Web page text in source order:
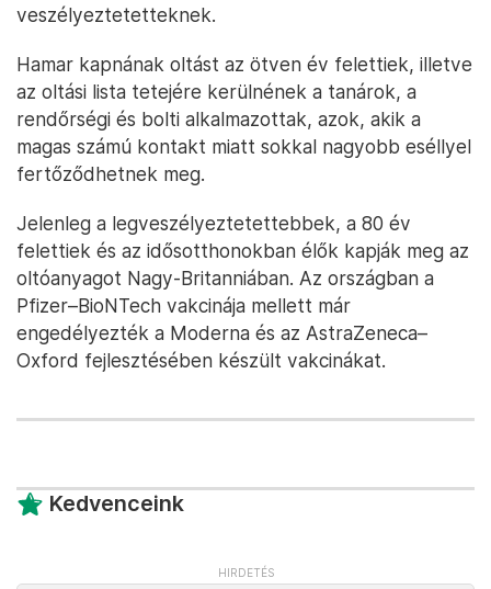
veszélyeztetetteknek.
Hamar kapnának oltást az ötven év felettiek, illetve
az oltási lista tetejére kerülnének a tanárok, a
rendőrségi és bolti alkalmazottak, azok, akik a
magas számú kontakt miatt sokkal nagyobb eséllyel
fertőződhetnek meg.
Jelenleg a legveszélyeztetettebbek, a 80 év
felettiek és az idősotthonokban élők kapják meg az
oltóanyagot Nagy-Britanniában. Az országban a
Pfizer–BioNTech vakcinája mellett már
engedélyezték a Moderna és az AstraZeneca–
Oxford fejlesztésében készült vakcinákat.
Kedvenceink